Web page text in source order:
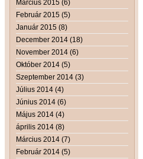
Március 2015 (6)
Február 2015 (5)
Január 2015 (8)
December 2014 (18)
November 2014 (6)
Október 2014 (5)
Szeptember 2014 (3)
Július 2014 (4)
Június 2014 (6)
Május 2014 (4)
április 2014 (8)
Március 2014 (7)
Február 2014 (5)